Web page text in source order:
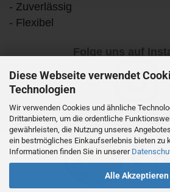
Diese Webseite verwendet
Technologien
Wir verwenden Cookies und ähnliche
Drittanbietern, um die ordentliche
gewährleisten, die Nutzung unseres
ein bestmögliches Einkaufserlebnis bieten zu
Informationen finden Sie in unserer
Alle Akzeptieren
- Zuverlässig
- Flexibel
Folge uns auf